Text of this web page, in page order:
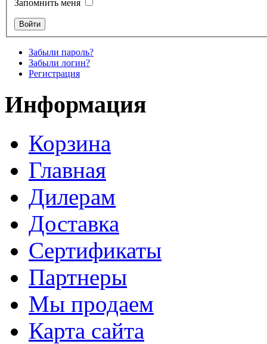
Запомнить меня
Забыли пароль?
Забыли логин?
Регистрация
Информация
Корзина
Главная
Дилерам
Доставка
Сертификаты
Партнеры
Мы продаем
Карта сайта